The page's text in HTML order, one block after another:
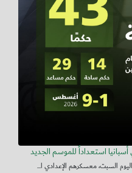
استعداداً للموسم الجديد
السبت، معسكرهم الإعدادي ا...